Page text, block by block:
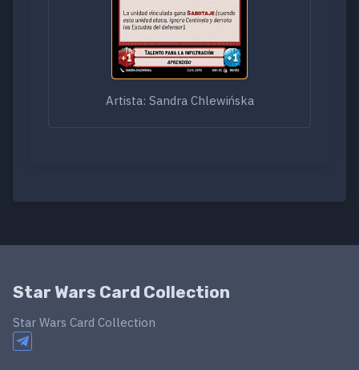
Artista: Sandra Chlewińska
Star Wars Card Collection
Star Wars Card Collection